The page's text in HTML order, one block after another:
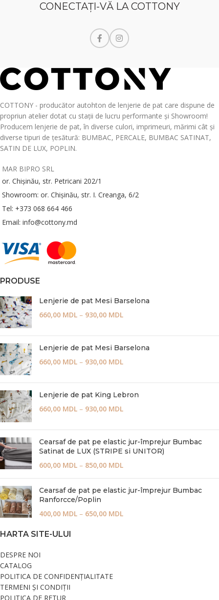
CONECTAŢI-VĂ LA COTTONY
COTTONY - producător autohton de lenjerie de pat care dispune de
propriun atelier dotat cu stații de lucru performante și Showroom!
Producem lenjerie de pat, în diverse culori, imprimeuri, mărimi cât și
diverse tipuri de țesătură: BUMBAC, PERCALE, BUMBAC SATINAT,
SATIN DE LUX, POPLIN.
MAR BIPRO SRL
or. Chișinău, str. Petricani 202/1
Showroom: or. Chișinău, str. I. Creanga, 6/2
Tel: +373 068 664 466
Email: info@cottony.md
PRODUSE
Lenjerie de pat Mesi Barselona
660,00 MDL – 930,00 MDL
Lenjerie de pat Mesi Barselona
660,00 MDL – 930,00 MDL
Lenjerie de pat King Lebron
660,00 MDL – 930,00 MDL
Cearsaf de pat pe elastic jur-împrejur Bumbac
Satinat de LUX (STRIPE si UNITOR)
600,00 MDL – 850,00 MDL
Cearsaf de pat pe elastic jur-împrejur Bumbac
Ranforcce/Poplin
400,00 MDL – 650,00 MDL
HARTA SITE-ULUI
DESPRE NOI
CATALOG
POLITICA DE CONFIDENȚIALITATE
TERMENI ȘI CONDIȚII
POLITICA DE RETUR